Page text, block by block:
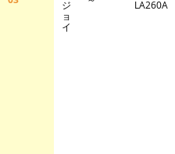
ジ
ョ
イ
LA260A